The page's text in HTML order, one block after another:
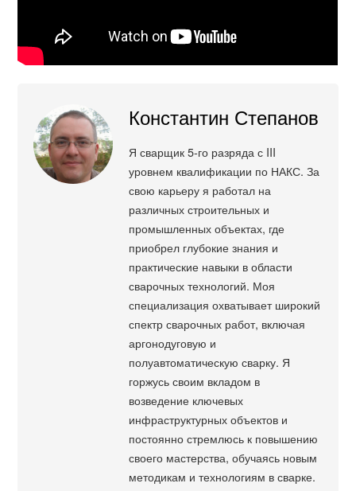
Константин Степанов
Я сварщик 5-го разряда с III
уровнем квалификации по НАКС. За
свою карьеру я работал на
различных строительных и
промышленных объектах, где
приобрел глубокие знания и
практические навыки в области
сварочных технологий. Моя
специализация охватывает широкий
спектр сварочных работ, включая
аргонодуговую и
полуавтоматическую сварку. Я
горжусь своим вкладом в
возведение ключевых
инфраструктурных объектов и
постоянно стремлюсь к повышению
своего мастерства, обучаясь новым
методикам и технологиям в сварке.